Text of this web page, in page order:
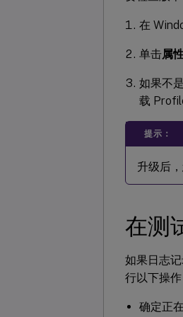
在
单击属
如果不
载
提示：
升级后
在测
如果日志
行以下操
确定正